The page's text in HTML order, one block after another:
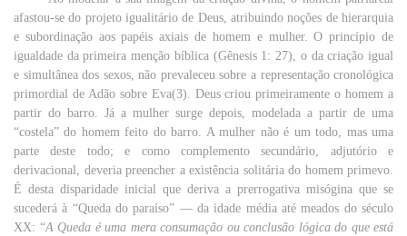
afastou-se do projeto igualitário de Deus, atribuindo noções dehierarquia
e subordinaçãoaos papéisaxiais de homeme mulher. Oprincípio de
igualdade daprimeira menção bíblica (Gênesis 1: 27), o da criaçãoigual
e simultâneados sexos,não prevaleceusobre a representaçãocronológica
primordial de Adão sobreEva(3). Deus criou primeiramente ohomem a
partir do barro. Já a mulher surge depois, modelada a partir de uma
“costela” do homem feito do barro. A mulher não é um todo, masuma
parte deste todo; e comocomplementosecundário, adjutórioe
derivacional, deveria preencher a existência solitáriado homemprimevo.
É desta disparidade inicial que deriva a prerrogativa misógina que se
sucederá à “Quedadoparaíso” — daidade média até meados doséculo
XX: “A Queda é uma mera consumação ou conclusão lógicado queestá